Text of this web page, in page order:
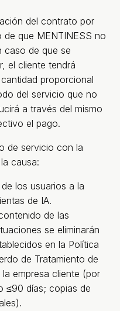
del contrato por
que MENTINESS no
caso de que se
el cliente tendrá
proporcional
del servicio que no
a través del mismo
el pago.
de servicio con la
causa:
los usuarios a la
de IA.
de las
se eliminarán
en la Política
de Tratamiento de
empresa cliente (por
≤90 días; copias de